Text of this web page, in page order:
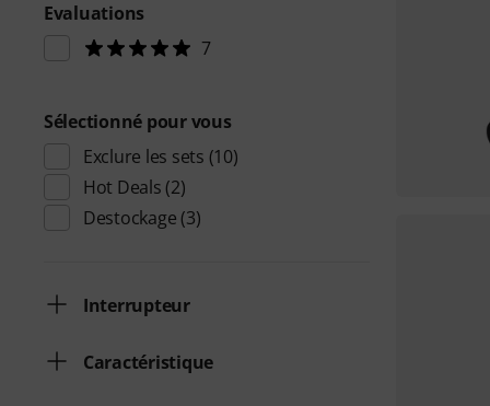
Evaluations
7
Sélectionné pour vous
Exclure les sets (10)
Hot Deals (2)
Destockage (3)
Interrupteur
Caractéristique